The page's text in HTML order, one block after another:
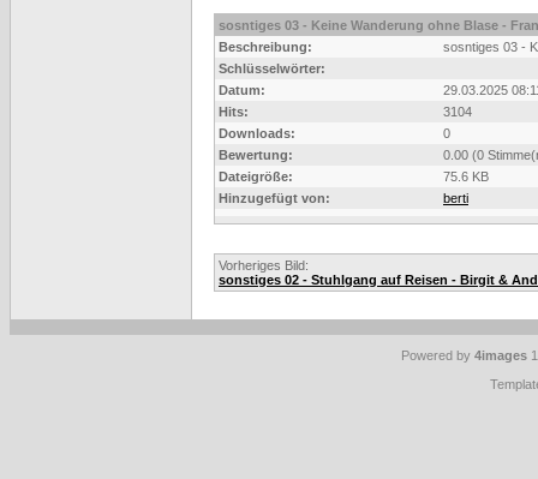
sosntiges 03 - Keine Wanderung ohne Blase -
Beschreibung:
sosntiges 03 -
Schlüsselwörter:
Datum:
29.03.2025
Hits:
3104
Downloads:
0
Bewertung:
0.00 (0
Dateigröße:
75.6 KB
Hinzugefügt von:
berti
Vorheriges Bild:
sonstiges 02 - Stuhlgang auf Reisen - Birgit &
Powered by 4images